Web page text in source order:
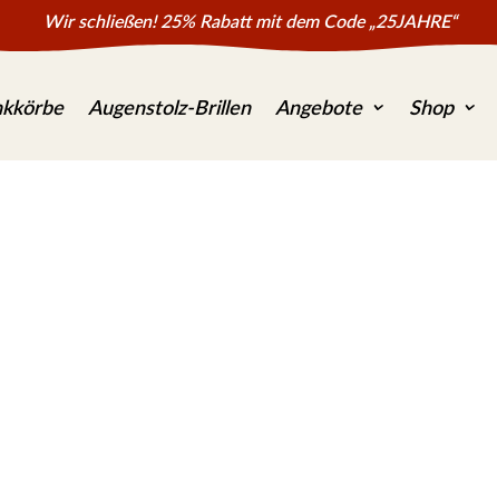
Wir schließen! 25% Rabatt mit dem Code „25JAHRE“
Augenstolz-Brillen Angebote Shop